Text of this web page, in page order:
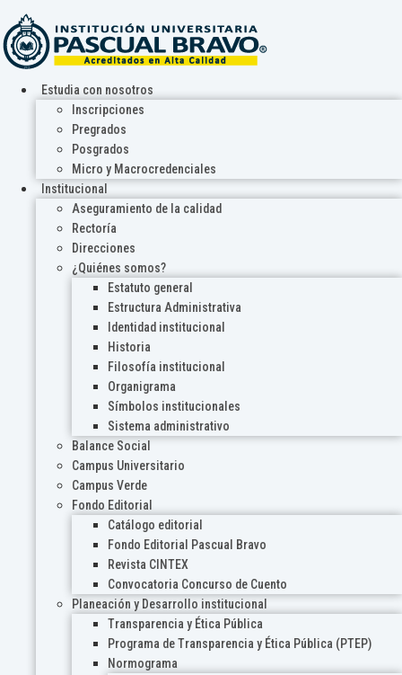
Estudia con nosotros
Inscripciones
Pregrados
Posgrados
Micro y Macrocredenciales
Institucional
Aseguramiento de la calidad
Rectoría
Direcciones
¿Quiénes somos?
Estatuto general
Estructura Administrativa
Identidad institucional
Historia
Filosofía institucional
Organigrama
Símbolos institucionales
Sistema administrativo
Balance Social
Campus Universitario
Campus Verde
Fondo Editorial
Catálogo editorial
Fondo Editorial Pascual Bravo
Revista CINTEX
Convocatoria Concurso de Cuento
Planeación y Desarrollo institucional
Transparencia y Ética Pública
Programa de Transparencia y Ética Pública (PTEP)
Normograma